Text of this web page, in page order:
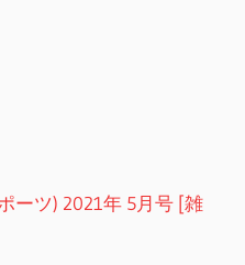
ーツ) 2021年 5月号 [雑